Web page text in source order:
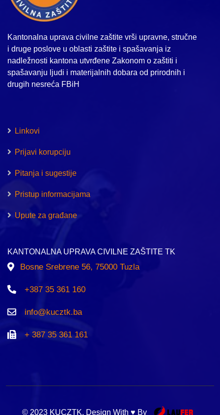
Kantonalna uprava civilne zaštite vrši upravne, stručne
i druge poslove u oblasti zaštite i spašavanja iz
nadležnosti kantona utvrđene Zakonom o zaštiti i
spašavanju ljudi i materijalnih dobara od prirodnih i
drugih nesreća FBiH
Linkovi
Prijavi korupciju
Pitanja i sugestije
Pristup informacijama
Upute za građane
KANTONALNA UPRAVA CIVILNE ZAŠTITE TK
Bosne Srebrene 56, 75000 Tuzla
+387 35 361 160
info@kucztk.ba
+ 387 35 361 161
© 2023 KUCZTK. Design With ♥ By